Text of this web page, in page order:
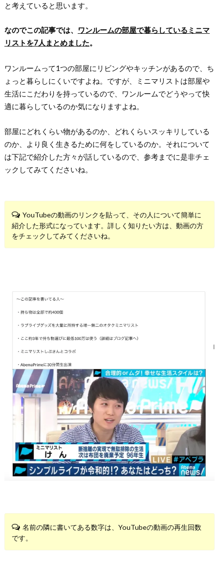
と考えていると思います。
なのでこの記事では、
ワンルームの部屋で暮らしているミニマ
リストを7人まとめました。
ワンルームって1つの部屋にリビングやキッチンがあるので、ち
ょっと暮らしにくいですよね。ですが、ミニマリストは部屋や
生活にこだわりを持っているので、ワンルームでどうやって快
適に暮らしているのか気になりますよね。
部屋にどれくらい物があるのか、どれくらいスッキリしている
のか、より良く生きるために何をしているのか。それについて
は下記で紹介した方々が話しているので、参考までに是非チェ
ックしてみてくださいね。
YouTubeの動画のリンクを貼って、その人について簡単に
紹介した形式になっています。詳しく知りたい方は、動画の方
をチェックしてみてくださいね。
名前の隣に書いてある数字は、YouTubeの動画の再生回数
です。